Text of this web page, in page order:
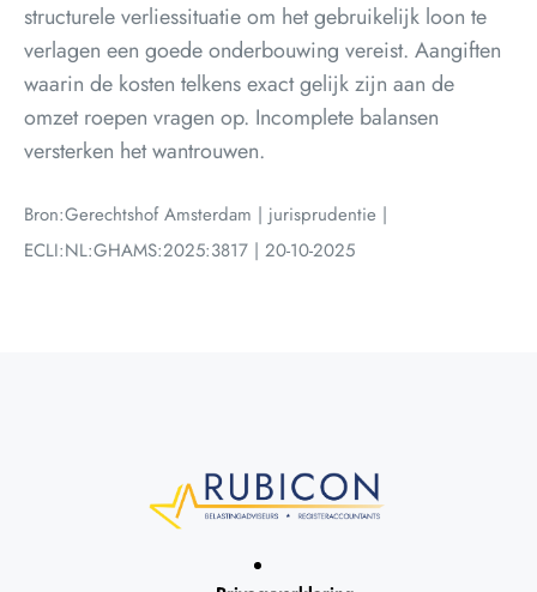
structurele verliessituatie om het gebruikelijk loon te
verlagen een goede onderbouwing vereist. Aangiften
waarin de kosten telkens exact gelijk zijn aan de
omzet roepen vragen op. Incomplete balansen
versterken het wantrouwen.
Bron:Gerechtshof Amsterdam | jurisprudentie |
ECLI:NL:GHAMS:2025:3817 | 20-10-2025